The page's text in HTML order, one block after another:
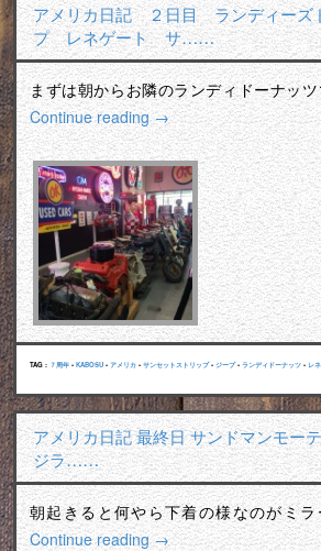
アメリカ日記 ２日目 ランディーズ
プ レネゲート サ……
まずは朝からお隣のランディドーナ
Continue reading→
TAG : ７周年 • KABOSU • アメリカ • サンセットストリップ• ジープ• ランディドーナッツ • レ
アメリカ日記 最終日 サンドマンモー
ジラ……
朝起きると何やら下着の様なのが
Continue reading→